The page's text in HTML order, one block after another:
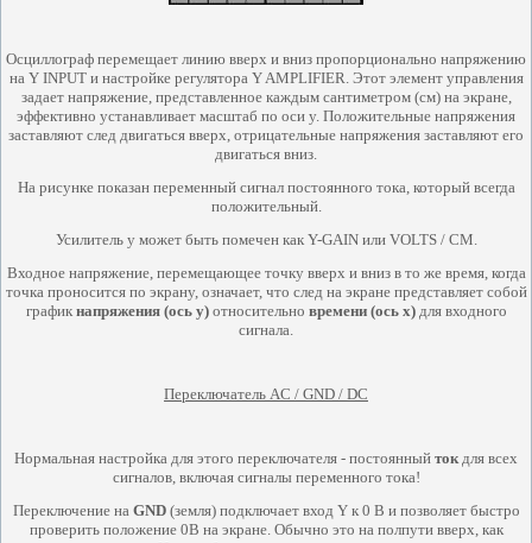
Осциллограф перемещает линию вверх и вниз пропорционально напряжению
на Y INPUT и настройке регулятора Y AMPLIFIER. Этот элемент управления
задает напряжение, представленное каждым сантиметром (см) на экране,
эффективно устанавливает масштаб по оси y. Положительные напряжения
заставляют след двигаться вверх, отрицательные напряжения заставляют его
двигаться вниз.
На рисунке показан переменный сигнал постоянного тока, который всегда
положительный.
Усилитель y может быть помечен как Y-GAIN или VOLTS / CM.
Входное напряжение, перемещающее точку вверх и вниз в то же время, когда
точка проносится по экрану, означает, что след на экране представляет собой
график напряжения (ось y)относительно времени (ось x)для входного
сигнала.
Переключатель AC / GND / DC
Нормальная настройка для этого переключателя - постоянный токдля всех
сигналов, включая сигналы переменного тока!
Переключение на GND(земля) подключает вход Y к 0 В и позволяет быстро
проверить положение 0В на экране. Обычно это на полпути вверх, как